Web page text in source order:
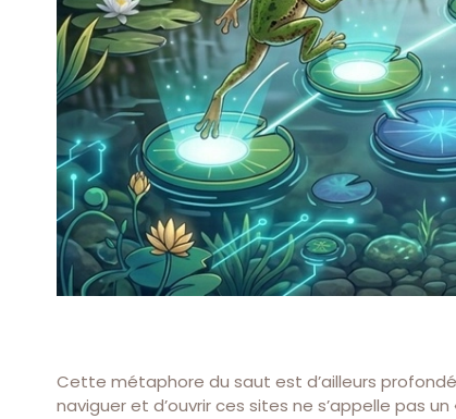
Cette métaphore du saut est d’ailleurs
naviguer et d’ouvrir ces sites ne s’appelle pas